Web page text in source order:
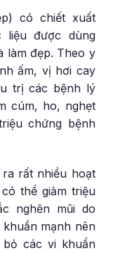
có chiết xuất
liệu được dùng
làm đẹp. Theo y
ấm, vị hơi cay
trị các bệnh lý
cúm, ho, nghẹt
chứng bệnh
rất nhiều hoạt
thể giảm triệu
nghẽn mũi do
mạnh nên
các vi khuẩn